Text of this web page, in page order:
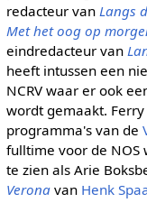
redacteur van Langs
Met het oog op
eindredacteur van
heeft intussen een
NCRV waar er ook
wordt gemaakt.
programma's van de
fulltime voor de NOS
te zien als Arie
Veronavan Henk